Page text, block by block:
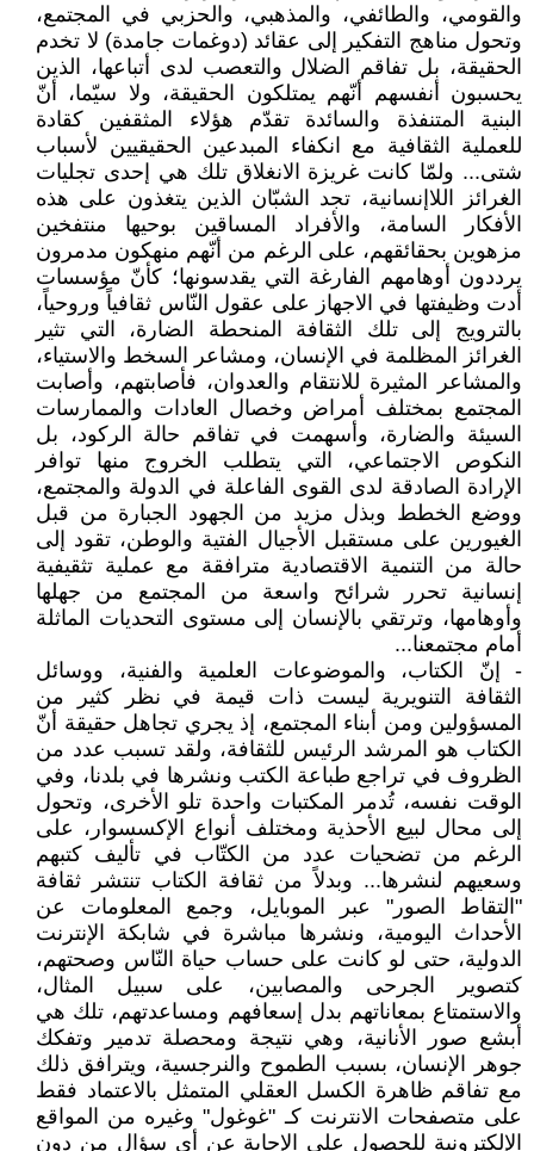
والقومي، والطائفي، والمذهبي، والحزبي في المجتمع،
وتحول مناهج التفكير إلى عقائد (دوغمات جامدة) لا تخدم
الحقيقة، بل تفاقم الضلال والتعصب لدى أتباعها، الذين
يحسبون أنفسهم أنّهم يمتلكون الحقيقة، ولا سيّما، أنّ
البنية المتنفذة والسائدة تقدّم هؤلاء المثقفين كقادة
للعملية الثقافية مع انكفاء المبدعين الحقيقيين لأسباب
شتى... ولمّا كانت غريزة الانغلاق تلك هي إحدى تجليات
الغرائز اللاإنسانية، تجد الشبّان الذين يتغذون على هذه
الأفكار السامة، والأفراد المساقين بوحيها منتفخين
مزهوين بحقائقهم، على الرغم من أنّهم منهكون مدمرون
يرددون أوهامهم الفارغة التي يقدسونها؛ كأنّ مؤسسات
أدت وظيفتها في الاجهاز على عقول النّاس ثقافياً وروحياً،
بالترويج إلى تلك الثقافة المنحطة الضارة، التي تثير
الغرائز المظلمة في الإنسان، ومشاعر السخط والاستياء،
والمشاعر المثيرة للانتقام والعدوان، فأصابتهم، وأصابت
المجتمع بمختلف أمراض وخصال العادات والممارسات
السيئة والضارة، وأسهمت في تفاقم حالة الركود، بل
النكوص الاجتماعي، التي يتطلب الخروج منها توافر
الإرادة الصادقة لدى القوى الفاعلة في الدولة والمجتمع،
ووضع الخطط وبذل مزيد من الجهود الجبارة من قبل
الغيورين على مستقبل الأجيال الفتية والوطن، تقود إلى
حالة من التنمية الاقتصادية مترافقة مع عملية تثقيفية
إنسانية تحرر شرائح واسعة من المجتمع من جهلها
وأوهامها، وترتقي بالإنسان إلى مستوى التحديات الماثلة
أمام مجتمعنا...
- إنّ الكتاب، والموضوعات العلمية والفنية، ووسائل
الثقافة التنويرية ليست ذات قيمة في نظر كثير من
المسؤولين ومن أبناء المجتمع، إذ يجري تجاهل حقيقة أنّ
الكتاب هو المرشد الرئيس للثقافة، ولقد تسبب عدد من
الظروف في تراجع طباعة الكتب ونشرها في بلدنا، وفي
الوقت نفسه، تُدمر المكتبات واحدة تلو الأخرى، وتحول
إلى محال لبيع الأحذية ومختلف أنواع الإكسسوار، على
الرغم من تضحيات عدد من الكتّاب في تأليف كتبهم
وسعيهم لنشرها... وبدلاً من ثقافة الكتاب تنتشر ثقافة
"التقاط الصور" عبر الموبايل، وجمع المعلومات عن
الأحداث اليومية، ونشرها مباشرة في شابكة الإنترنت
الدولية، حتى لو كانت على حساب حياة النّاس وصحتهم،
كتصوير الجرحى والمصابين، على سبيل المثال،
والاستمتاع بمعاناتهم بدل إسعافهم ومساعدتهم، تلك هي
أبشع صور الأنانية، وهي نتيجة ومحصلة تدمير وتفكك
جوهر الإنسان، بسبب الطموح والنرجسية، ويترافق ذلك
مع تفاقم ظاهرة الكسل العقلي المتمثل بالاعتماد فقط
على متصفحات الانترنت كـ "غوغول" وغيره من المواقع
الإلكترونية للحصول على الإجابة عن أي سؤال من دون